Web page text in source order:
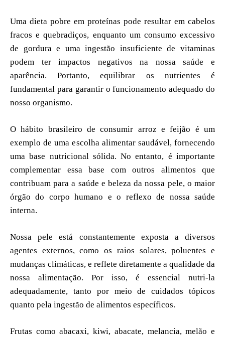
Uma dieta pobre em proteínas pode resultar em cabelos
fracos e quebradiços, enquanto um consumo excessivo
de gordura e uma ingestão insuficiente de vitaminas
podem ter impactos negativos na nossa saúde e
aparência. Portanto, equilibrar os nutrientes é
fundamental para garantir o funcionamento adequado do
nosso organismo.
O hábito brasileiro de consumir arroz e feijão é um
exemplo de uma escolha alimentar saudável, fornecendo
uma base nutricional sólida. No entanto, é importante
complementar essa base com outros alimentos que
contribuam para a saúde e beleza da nossa pele, o maior
órgão do corpo humano e o reflexo de nossa saúde
interna.
Nossa pele está constantemente exposta a diversos
agentes externos, como os raios solares, poluentes e
mudanças climáticas, e reflete diretamente a qualidade da
nossa alimentação. Por isso, é essencial nutri-la
adequadamente, tanto por meio de cuidados tópicos
quanto pela ingestão de alimentos específicos.
Frutas como abacaxi, kiwi, abacate, melancia, melão e